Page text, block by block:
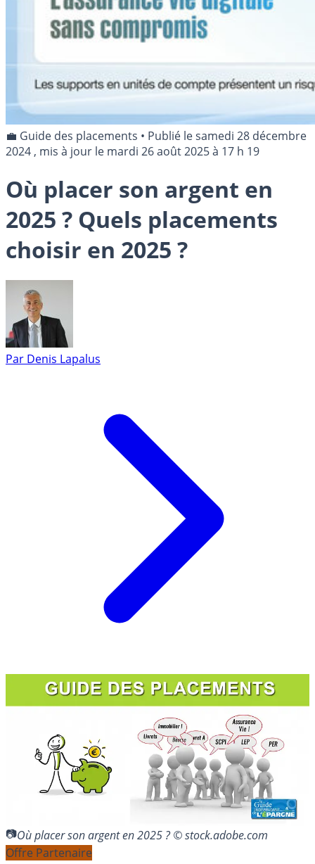
💼 Guide des placements • Publié lesamedi 28 décembre
2024 , mis à jour le mardi 26 août 2025 à 17 h 19
Où placer son argent en
2025 ? Quels placements
choisir en 2025 ?
Par Denis Lapalus
Où placer son argent en 2025 ? © stock.adobe.com
Offre Partenaire